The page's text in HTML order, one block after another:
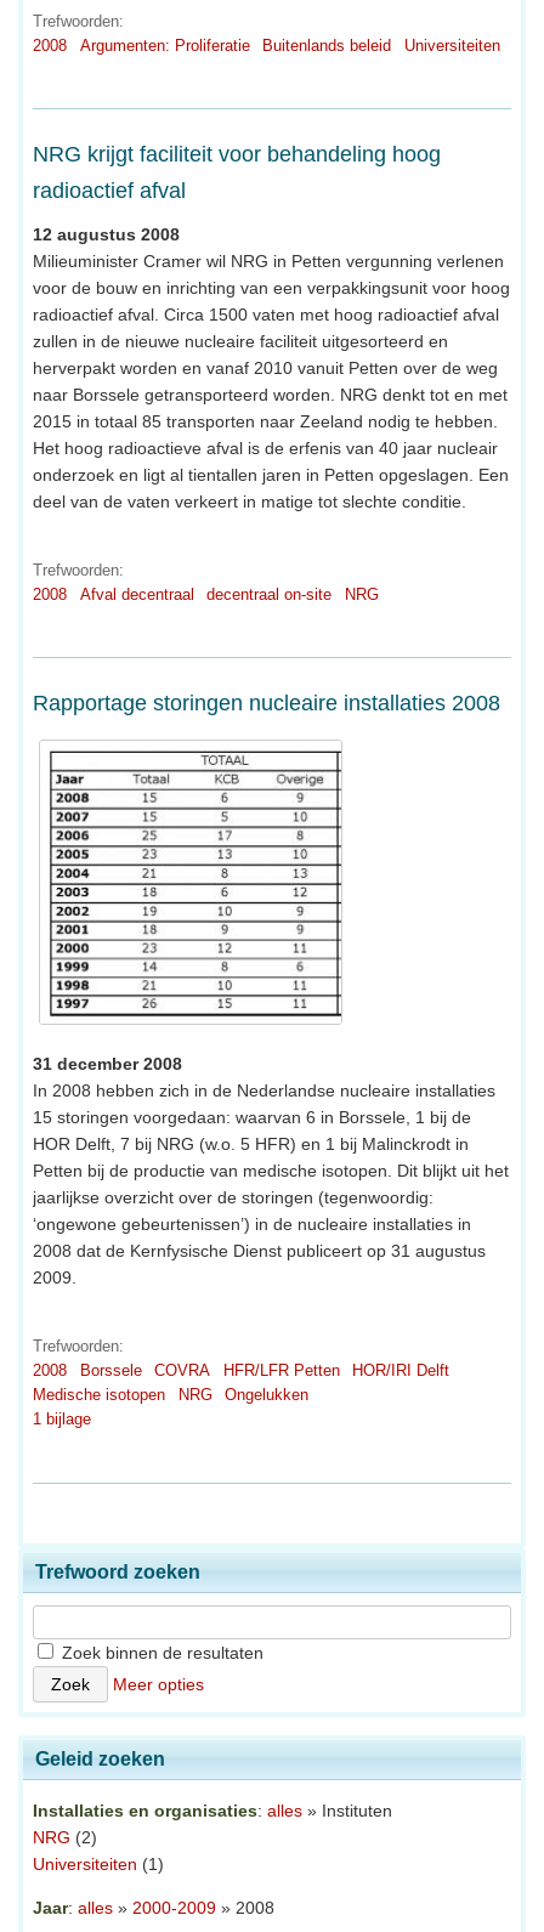
Trefwoorden:
2008
Argumenten: Proliferatie Buitenlands beleid Universiteiten
NRG krijgt faciliteit voor behandeling hoog
radioactief afval
12 augustus 2008
Milieuminister Cramer wil NRG in Petten vergunning verlenen
voor de bouw en inrichting van een verpakkingsunit voor hoog
radioactief afval. Circa 1500 vaten met hoog radioactief afval
zullen in de nieuwe nucleaire faciliteit uitgesorteerd en
herverpakt worden en vanaf 2010 vanuit Petten over de weg
naar Borssele getransporteerd worden. NRG denkt tot en met
2015 in totaal 85 transporten naar Zeeland nodig te hebben.
Het hoog radioactieve afval is de erfenis van 40 jaar nucleair
onderzoek en ligt al tientallen jaren in Petten opgeslagen. Een
deel van de vaten verkeert in matige tot slechte conditie.
Trefwoorden:
2008
Afval decentraal decentraal on-site NRG
Rapportage storingen nucleaire installaties 2008
31 december 2008
In 2008 hebben zich in de Nederlandse nucleaire installaties
15 storingen voorgedaan: waarvan 6 in Borssele, 1 bij de
HOR Delft, 7 bij NRG (w.o. 5 HFR) en 1 bij Malinckrodt in
Petten bij de productie van medische isotopen. Dit blijkt uit het
jaarlijkse overzicht over de storingen (tegenwoordig:
‘ongewone gebeurtenissen’) in de nucleaire installaties in
2008 dat de Kernfysische Dienst publiceert op 31 augustus
2009.
Trefwoorden:
2008
Borssele COVRA HFR/LFR Petten
HOR/IRI Delft
Medische isotopen
NRG
Ongelukken
1 bijlage
Trefwoord zoeken
Zoek binnen de resultaten
Meer opties
Geleid zoeken
Installaties en organisaties: alles » Instituten
NRG (2)
Universiteiten (1)
Jaar: alles » 2000-2009 » 2008